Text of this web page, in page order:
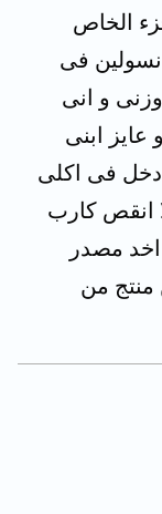
الخاص
فى
و انى
ابنى
فى اكلى
انقص كارب
مصدر
منتج من